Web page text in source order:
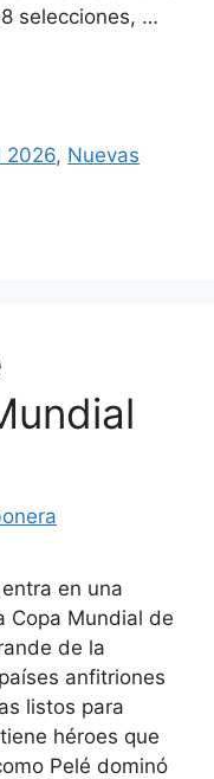
selecciones, …
2026, Nuevas
en una
Copa Mundial de
de la
anfitriones
listos para
héroes que
Pelé dominó